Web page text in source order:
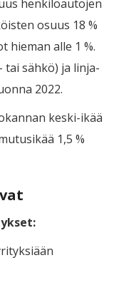
henkilöautojen
osuus 18 %
hieman alle 1 %.
tai sähkö) ja linja-
2022.
keski-ikää
1,5 %